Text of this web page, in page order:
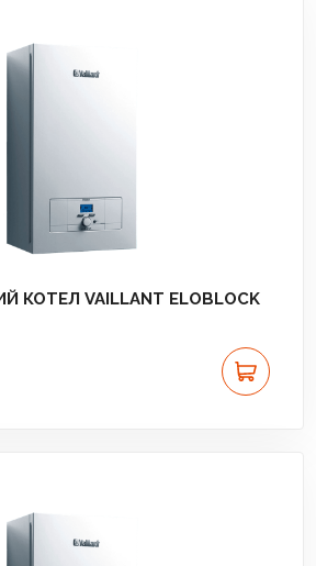
КОТЕЛ VAILLANT ELOBLOCK